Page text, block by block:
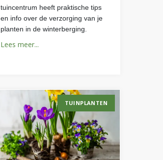
tuincentrum heeft praktische tips
en info over de verzorging van je
planten in de winterberging.
Lees meer...
TUINPLANTEN